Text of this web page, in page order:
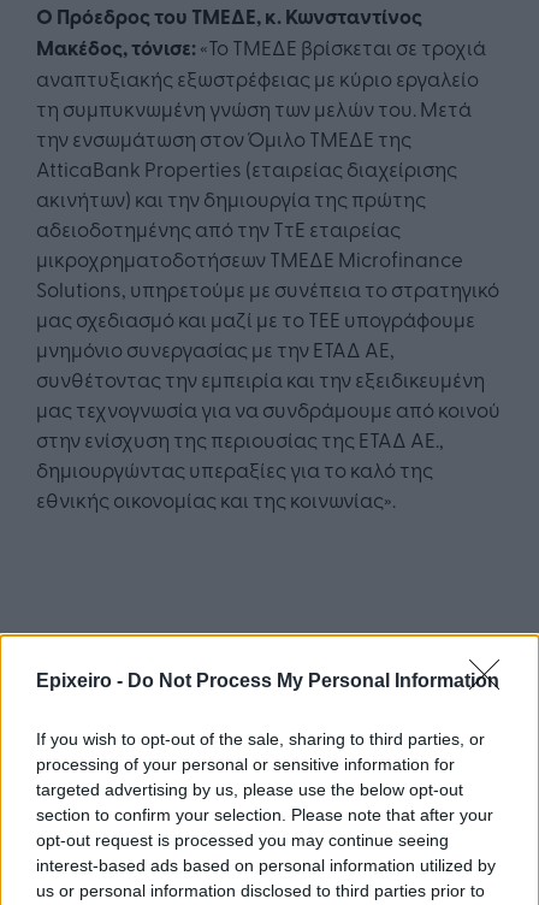
Epixeiro - Do Not Process My Personal Information
If you wish to opt-out of the sale, sharing to third parties, or
processing of your personal or sensitive information for
targeted advertising by us, please use the below opt-out
section to confirm your selection. Please note that after your
opt-out request is processed you may continue seeing
interest-based ads based on personal information utilized by
us or personal information disclosed to third parties prior to
Ο Πρόεδρος του ΤΜΕΔΕ, κ. Κωνσταντίνος
Μακέδος, τόνισε:«Το ΤΜΕΔΕ βρίσκεται σε τροχιά
αναπτυξιακής εξωστρέφειας με κύριο εργαλείο
τη συμπυκνωμένη γνώση των μελών του. Μετά
την ενσωμάτωση στον Όμιλο ΤΜΕΔΕ της
AtticaBank Properties (εταιρείας διαχείρισης
ακινήτων) και την δημιουργία της πρώτης
αδειοδοτημένης από την ΤτΕ εταιρείας
μικροχρηματοδοτήσεων ΤΜΕΔΕ Microfinance
Solutions, υπηρετούμε με συνέπεια το στρατηγικό
μας σχεδιασμό και μαζί με το ΤΕΕ υπογράφουμε
μνημόνιο συνεργασίας με την ΕΤΑΔ ΑΕ,
συνθέτοντας την εμπειρία και την εξειδικευμένη
μας τεχνογνωσία για να συνδράμουμε από κοινού
στην ενίσχυση της περιουσίας της ΕΤΑΔ ΑΕ.,
δημιουργώντας υπεραξίες για το καλό της
εθνικής οικονομίας και της κοινωνίας».
Ακολουθήστε το στοGoogle News
Δείτε όλες τις τελευταίες επιχειρηματικές
Ειδήσειςαπό την Ελλάδα και τον κόσμο στο